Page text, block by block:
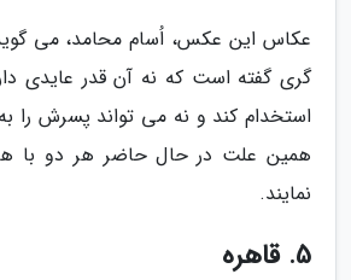
عکاس این عکس، اُسام محامد، می
گری گفته است که نه آن قدر عایدی
استخدام کند و نه می تواند پسرش را
همین علت در حال حاضر هر دو با
نمایند.
5. قاهره